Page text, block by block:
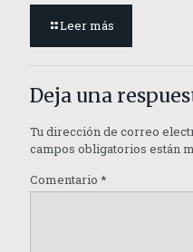
Leer más
Deja una
Tu dirección de correo
campos obligatorios están
Comentario *